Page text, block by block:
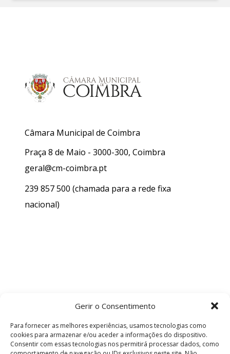
Gerir o Consentimento
Para fornecer as melhores experiências, usamos tecnologias como
cookies para armazenar e/ou aceder a informações do dispositivo.
Consentir com essas tecnologias nos permitirá processar dados, como
Câmara Municipal de Coimbra
Praça 8 de Maio - 3000-300, Coimbra
geral@cm-coimbra.pt
239 857 500 (chamada para a rede fixa
nacional)